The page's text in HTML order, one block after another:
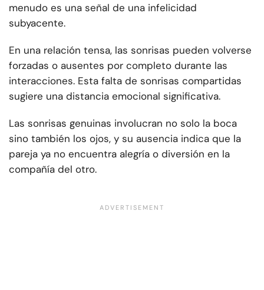
menudo es una señal de una infelicidad
subyacente.
En una relación tensa, las sonrisas pueden volverse
forzadas o ausentes por completo durante las
interacciones. Esta falta de sonrisas compartidas
sugiere una distancia emocional significativa.
Las sonrisas genuinas involucran no solo la boca
sino también los ojos, y su ausencia indica que la
pareja ya no encuentra alegría o diversión en la
compañía del otro.